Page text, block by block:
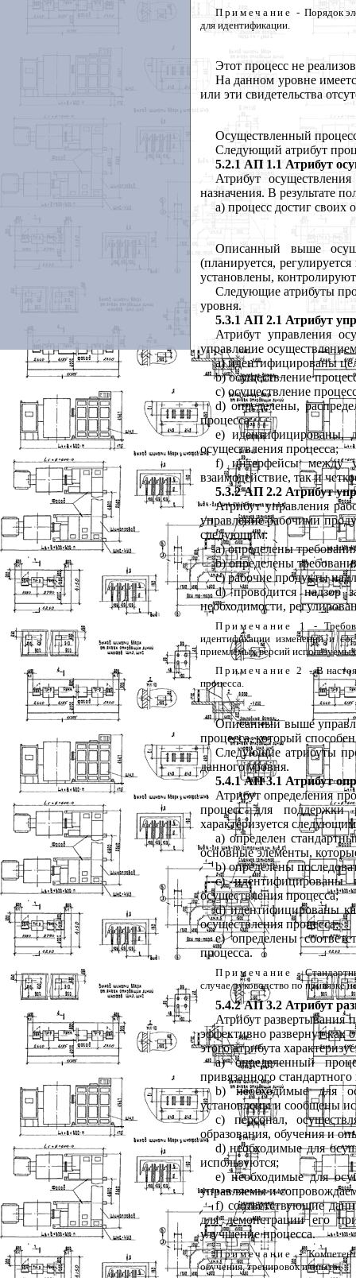
Примечание - Порядок
для идентификации
Этот процесс не
На данном уровне
или эти свидетельства
Осуществленный
Следующий атрибут
5.2.1АП 1.1 Атрибут
Атрибут
осуществления
назначения. В результате
а) процесс достиг своих
Описанный выше
(планируется,регулируется
установлены,
Следующие атрибуты
уровня.
5.3.1 АП2.1 Атрибут
Атрибут управления
управление
a) идентифицированы
b) осуществление
c) осуществление
d) определены,
процесса;
e) идентифицированы,
осуществления процесса;
f)интерфейсы между
взаимодействие, так и
5.3.2АП2.2 Атрибут
Атрибут управления
управление рабочими
следующим:
a) определены
b) определены
c) рабочие продукты
d) проводится надзор
необходимости,
Примечание 1-
идентификации изменений и
приемлемых версий используемых
Примечание 2 - В
процесса
Описанный выше
процесса,который способен
Следующие атрибуты
данного уровня.
5.4.1АП3.1 Атрибут
Атрибут определения
процесс
для поддержки
характеризуется следующим
a) определен
основные элементы,
b) определены
c) идентифицированы
осуществления процесса;
d) идентифицированы
осуществления процесса;
e) определены
процесса.
Примечание -
случае руководство по привязке
5.4.2АП3.2 Атрибут
Атрибут развертывания
эффективно развернут как
этого атрибута
a) определенный
привязанного стандартного
b) необходимые для
установлены и сообщены
c) персонал,
образования, обучения и
d) необходимые для
используются;
e)необходимые для
управляемы и
f)соответствующие
для демонстрации его
улучшение процесса.
Примечание -
обучения,тренировок и опыта.